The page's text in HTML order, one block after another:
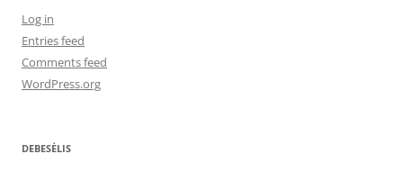
Log in
Entries feed
Comments feed
WordPress.org
DEBESĖLIS